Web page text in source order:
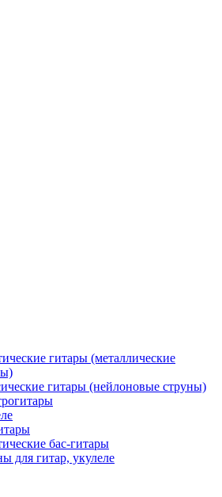
гитары (металлические
гитары (нейлоновые струны)
бас-гитары
для гитар, укулеле